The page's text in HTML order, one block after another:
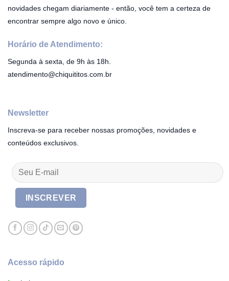
novidades chegam diariamente - então, você tem a certeza de
encontrar sempre algo novo e único.
Horário de Atendimento:
Segunda à sexta, de 9h às 18h.
atendimento@chiquititos.com.br
Acesso rápido
Newsletter
Inscreva-se para receber nossas promoções, novidades e
conteúdos exclusivos.